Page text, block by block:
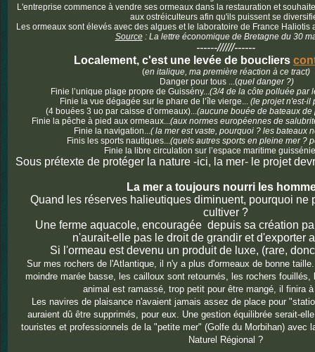
L'entreprise commence à vendre ses ormeaux dans la restauration et
aux ostréiculteurs afin qu'ils puissent se
Les ormeaux sont élevés avec des algues et le laboratoire de France Haliotis
Source: La lettre économique de Bretagne du 30
------//////------
Localement, c'est une levée de boucliers
(en italique, ma première réaction à ce tract)
Danger pour tous ...(quel danger ?)
Finie l’unique plage propre de Guissény...(3/4 de la côte polluée par
Finie la vue dégagée sur le phare de l’île vierge... (le projet n'est-il
(4 bouées 3 uo par caisse d’ormeaux)...(aucune bouée de bateaux
Finie la pêche à pied aux ormeaux...(aux normes européennes de
Finie la navigation...( la mer est vaste, pourquoi ? les bateaux
Finis les sports nautiques...(quels autres sports en pleine mer ?
Finie la libre circulation sur l’espace maritime
Sous prétexte de protéger la nature -ici, la mer- le projet
La mer a toujours nourri les
Quand les réserves halieutiques diminuent, pourquoi ne
cultiver ?
Une ferme aquacole, encouragée depuis sa création
n'aurait-elle pas le droit de grandir et d'exporter
Si l'ormeau est devenu un produit de luxe, (rare,
Sur mes rochers de l'Atlantique, il n'y a plus d'ormeaux de bonne
moindre marée basse, les cailloux sont retournés, les rochers
animal est ramassé, trop petit pour être mangé, il finira
Les navires de plaisance n'avaient jamais assez de place pour
auraient dû être supprimés, pour eux. Une gestion équilibrée serait-
touristes et professionnels de la "petite mer" (Golfe du Morbihan) avec
Naturel Régional ?